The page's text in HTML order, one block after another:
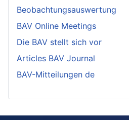
Beobachtungsauswertung
BAV Online Meetings
Die BAV stellt sich vor
Articles BAV Journal
BAV-Mitteilungen de